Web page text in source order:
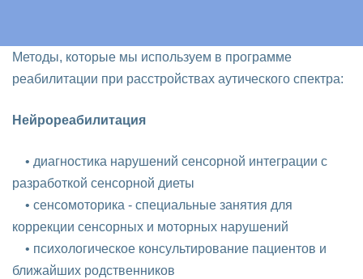
Методы, которые мы используем в программе
реабилитации при расстройствах аутического спектра:
Нейрореабилитация
• диагностика нарушений сенсорной интеграции с
разработкой сенсорной диеты
• сенсомоторика - специальные занятия для
коррекции сенсорных и моторных нарушений
• психологическое консультирование пациентов и
ближайших родственников